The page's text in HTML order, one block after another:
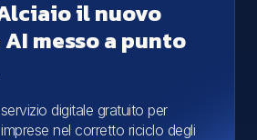
il nuovo
messo a punto
digitale gratuito per
nel corretto riciclo degli